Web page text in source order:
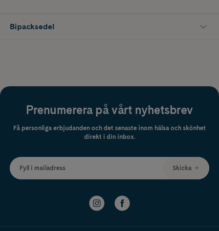
Bipacksedel
Prenumerera på vårt nyhetsbrev
Få personliga erbjudanden och det senaste inom hälsa och skönhet
direkt i din inbox.
Fyll i mailadress Skicka